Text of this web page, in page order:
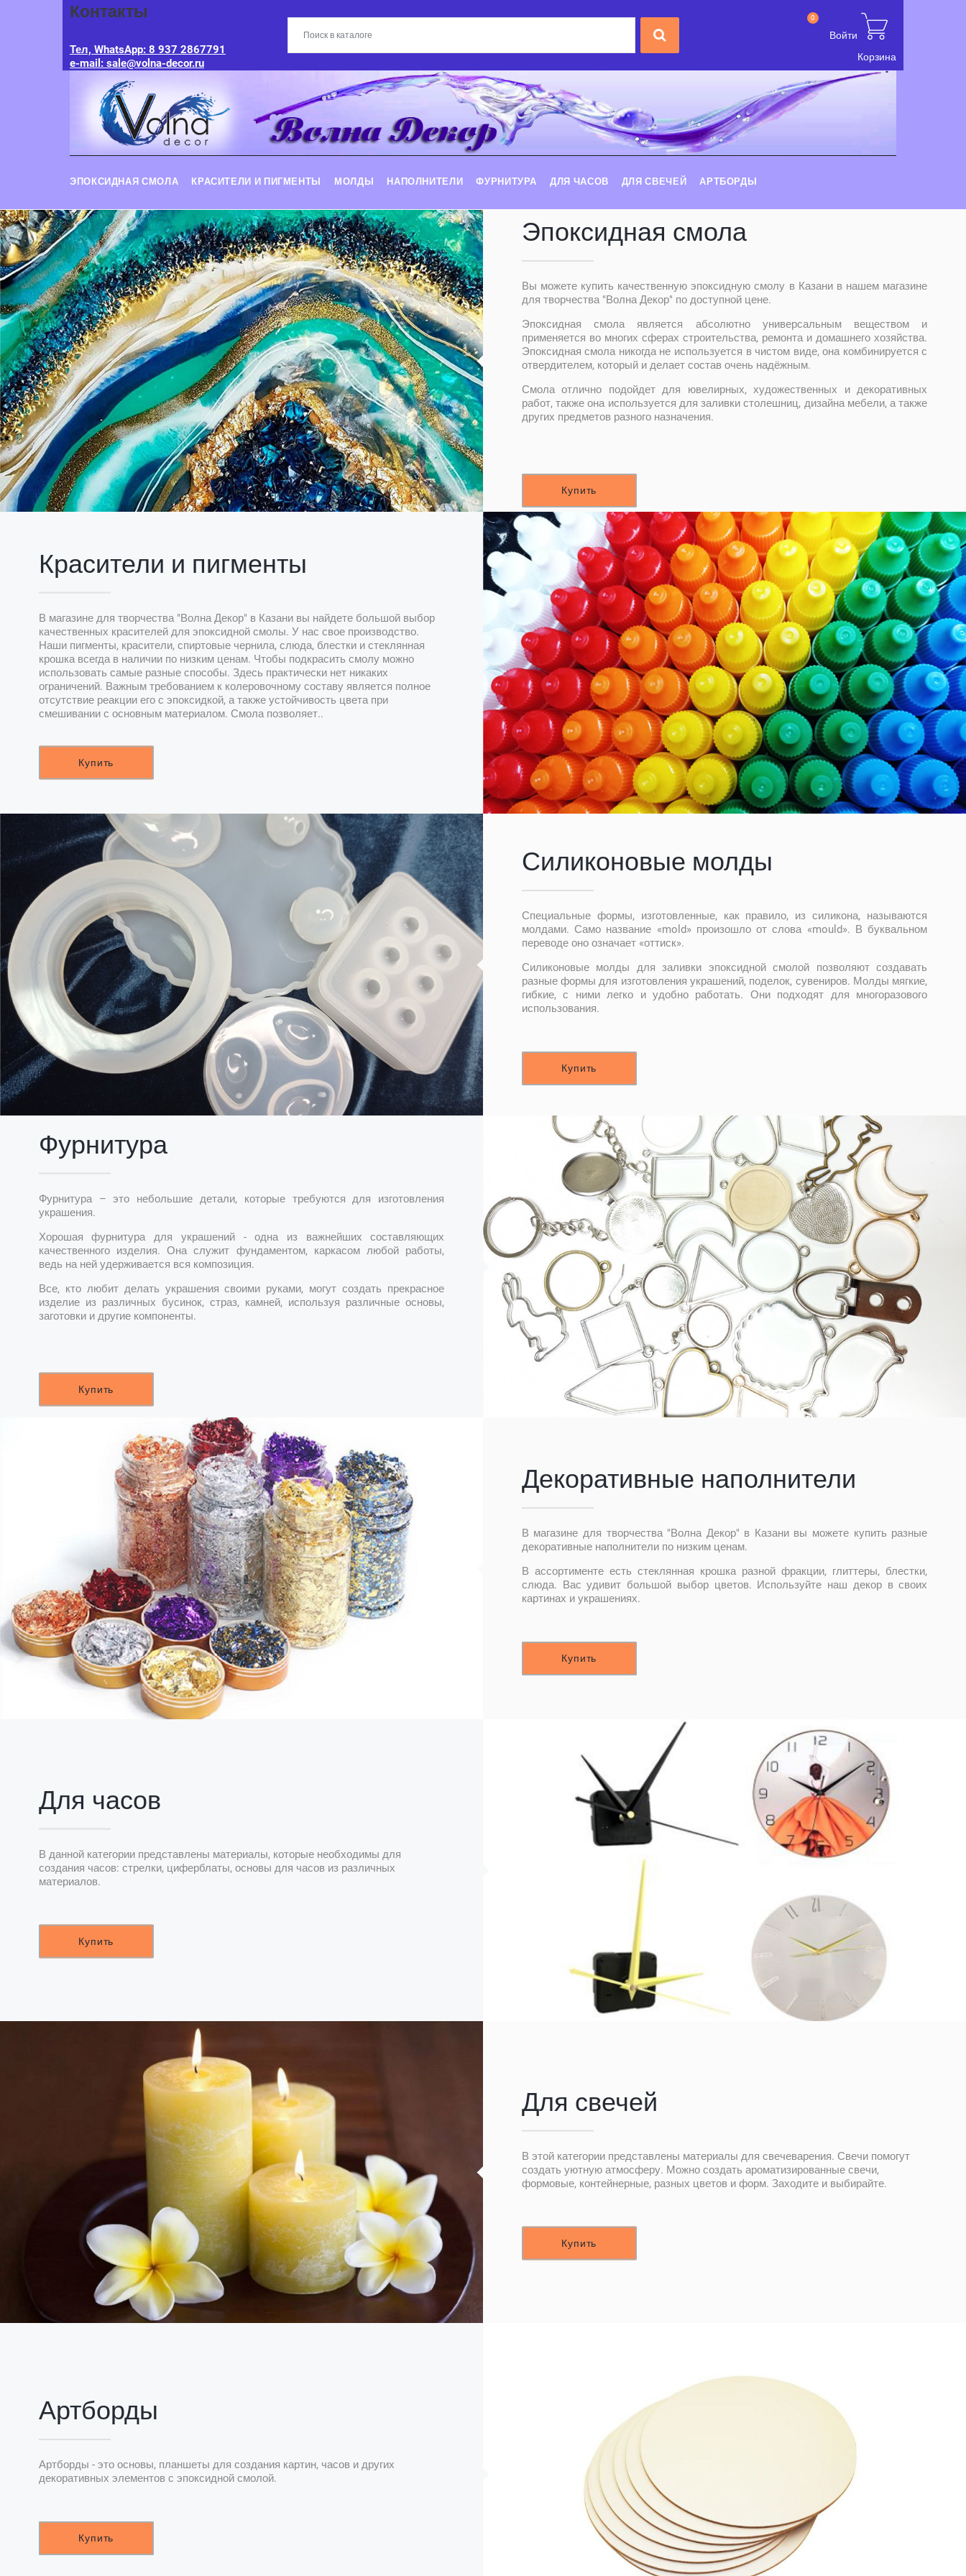
Контакты
Тел, WhatsApp: 8 937 2867791
e-mail: sale@volna-decor.ru
Войти
Корзина
0
ЭПОКСИДНАЯ СМОЛА КРАСИТЕЛИ И ПИГМЕНТЫ МОЛДЫ НАПОЛНИТЕЛИ ФУРНИТУРА ДЛЯ ЧАСОВ ДЛЯ СВЕЧЕЙ АРТБОРДЫ
Эпоксидная смола
Вы можете купить качественную эпоксидную смолу в Казани в нашем магазине
для творчества "Волна Декор" по доступной цене.
Эпоксидная смола является абсолютно универсальным веществом и
применяется во многих сферах строительства, ремонта и домашнего хозяйства.
Эпоксидная смола никогда не используется в чистом виде, она комбинируется с
отвердителем, который и делает состав очень надёжным.
Смола отлично подойдет для ювелирных, художественных и декоративных
работ, также она используется для заливки столешниц, дизайна мебели, а также
других предметов разного назначения.
Купить
Красители и пигменты
В магазине для творчества "Волна Декор" в Казани вы найдете большой выбор
качественных красителей для эпоксидной смолы. У нас свое производство.
Наши пигменты, красители, спиртовые чернила, слюда, блестки и стеклянная
крошка всегда в наличии по низким ценам. Чтобы подкрасить смолу можно
использовать самые разные способы. Здесь практически нет никаких
ограничений. Важным требованием к колеровочному составу является полное
отсутствие реакции его с эпоксидкой, а также устойчивость цвета при
смешивании с основным материалом. Смола позволяет..
Купить
Силиконовые молды
Специальные формы, изготовленные, как правило, из силикона, называются
молдами. Само название «mold» произошло от слова «mould». В буквальном
переводе оно означает «оттиск».
Силиконовые молды для заливки эпоксидной смолой позволяют создавать
разные формы для изготовления украшений, поделок, сувениров. Молды мягкие,
гибкие, с ними легко и удобно работать. Они подходят для многоразового
использования.
Купить
Фурнитура
Фурнитура – это небольшие детали, которые требуются для изготовления
украшения.
Хорошая фурнитура для украшений - одна из важнейших составляющих
качественного изделия. Она служит фундаментом, каркасом любой работы,
ведь на ней удерживается вся композиция.
Все, кто любит делать украшения своими руками, могут создать прекрасное
изделие из различных бусинок, страз, камней, используя различные основы,
заготовки и другие компоненты.
Купить
Декоративные наполнители
В магазине для творчества "Волна Декор" в Казани вы можете купить разные
декоративные наполнители по низким ценам.
В ассортименте есть стеклянная крошка разной фракции, глиттеры, блестки,
слюда. Вас удивит большой выбор цветов. Используйте наш декор в своих
картинах и украшениях.
Купить
Для часов
В данной категории представлены материалы, которые необходимы для
создания часов: стрелки, циферблаты, основы для часов из различных
материалов.
Купить
Для свечей
В этой категории представлены материалы для свечеварения. Свечи помогут
создать уютную атмосферу. Можно создать ароматизированные свечи,
формовые, контейнерные, разных цветов и форм. Заходите и выбирайте.
Купить
Артборды
Артборды - это основы, планшеты для создания картин, часов и других
декоративных элементов с эпоксидной смолой.
Купить